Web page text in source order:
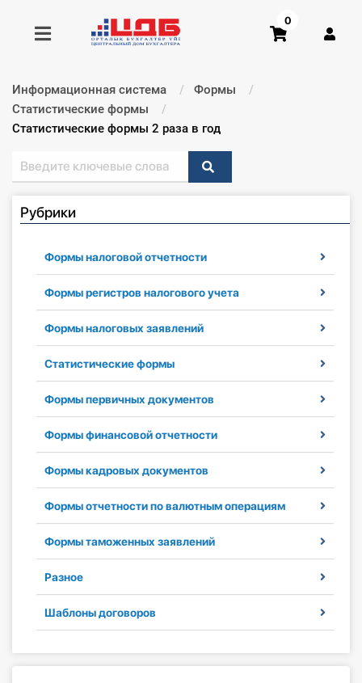
Получить консультацию
Главная ИС
Консультации
Правовая база
Библиотека бухгалтера
Инструменты
Справочник бухгалтера
Участник ВЭД
Практика ИП
Кадры. Труд. Зарплата.
Учет по отраслям
Юридический помощник
0
Информационная система
Формы
Статистические формы
Текущий:
Статистические формы 2 раза в год
Рубрики
Формы налоговой отчетности
Формы регистров налогового учета
Формы налоговых заявлений
Статистические формы
Формы первичных документов
Формы финансовой отчетности
Формы кадровых документов
Формы отчетности по валютным операциям
Формы таможенных заявлений
Разное
Шаблоны договоров